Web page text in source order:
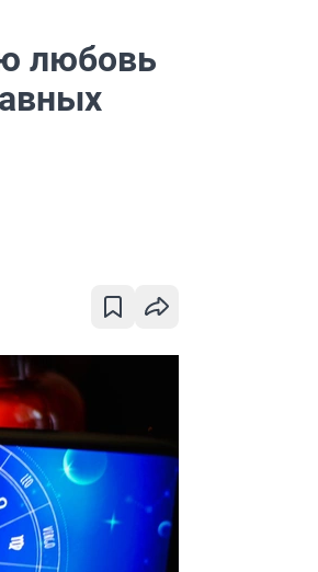
любовь